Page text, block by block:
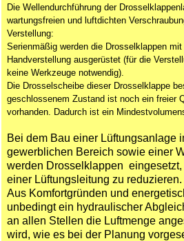
Die Wellendurchführung der
wartungsfreien und luftdichten
Verstellung:
Serienmäßig werden die Drosselklappen mit
Handverstellung ausgerüstet (für die
keine Werkzeuge notwendig).
Die Drosselscheibe dieser Drosselklappe
geschlossenem Zustand ist noch ein freier
vorhanden. Dadurch ist ein
Bei dem Bau einer Lüftungsanlage
gewerblichen Bereich sowie einer
werden Drosselklappen
einer Lüftungsleitung zu reduzieren.
Aus Komfortgründen und
unbedingt ein hydraulischer
an allen Stellen die Luftmenge
wird, wie es bei der Planung